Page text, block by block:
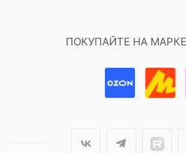
ПОКУПАЙТЕ НА